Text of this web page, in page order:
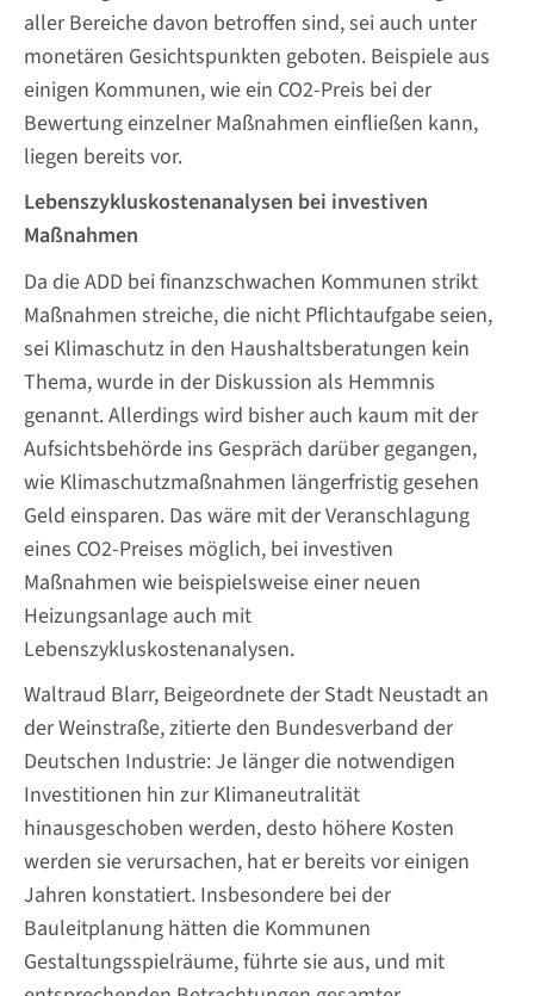
aller Bereiche davon betroffen sind, sei auch unter
monetären Gesichtspunkten geboten. Beispiele aus
einigen Kommunen, wie ein CO2-Preis bei der
Bewertung einzelner Maßnahmen einfließen kann,
liegen bereits vor.
Lebenszykluskostenanalysen bei investiven
Maßnahmen
Da die ADD bei finanzschwachen Kommunen strikt
Maßnahmen streiche, die nicht Pflichtaufgabe seien,
sei Klimaschutz in den Haushaltsberatungen kein
Thema, wurde in der Diskussion als Hemmnis
genannt. Allerdings wird bisher auch kaum mit der
Aufsichtsbehörde ins Gespräch darüber gegangen,
wie Klimaschutzmaßnahmen längerfristig gesehen
Geld einsparen. Das wäre mit der Veranschlagung
eines CO2-Preises möglich, bei investiven
Maßnahmen wie beispielsweise einer neuen
Heizungsanlage auch mit
Lebenszykluskostenanalysen.
Waltraud Blarr, Beigeordnete der Stadt Neustadt an
der Weinstraße, zitierte den Bundesverband der
Deutschen Industrie: Je länger die notwendigen
Investitionen hin zur Klimaneutralität
hinausgeschoben werden, desto höhere Kosten
werden sie verursachen, hat er bereits vor einigen
Jahren konstatiert. Insbesondere bei der
Bauleitplanung hätten die Kommunen
Gestaltungsspielräume, führte sie aus, und mit